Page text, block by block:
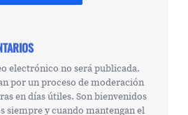
electrónico no será publicada.
por un proceso de moderación
en días útiles. Son bienvenidos
siempre y cuando mantengan el